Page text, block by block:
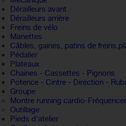
Dérailleurs avant
Dérailleurs arrière
Freins de vélo
Manettes
Câbles, gaines, patins de
Pédalier
Plateaux
Chaines - Cassettes - Pignons
Potence - Cintre - Direction -
Groupe
Montre running cardio-
Outillage
Pieds d'atelier